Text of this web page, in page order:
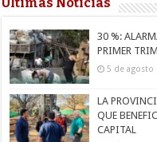
30 %:
PRIMER
5 de agosto
LA
QUE
CAPITAL